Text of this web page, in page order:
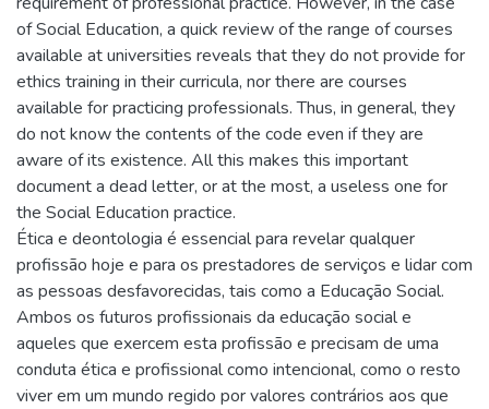
of Social Education, a quick review of the range of courses
available at universities reveals that they do not provide for
ethics training in their curricula, nor there are courses
available for practicing professionals. Thus, in general, they
do not know the contents of the code even if they are
aware of its existence. All this makes this important
document a dead letter, or at the most, a useless one for
the Social Education practice.
Ética e deontologia é essencial para revelar qualquer
profissão hoje e para os prestadores de serviços e lidar com
as pessoas desfavorecidas, tais como a Educação Social.
Ambos os futuros profissionais da educação social e
aqueles que exercem esta profissão e precisam de uma
conduta ética e profissional como intencional, como o resto
viver em um mundo regido por valores contrários aos que